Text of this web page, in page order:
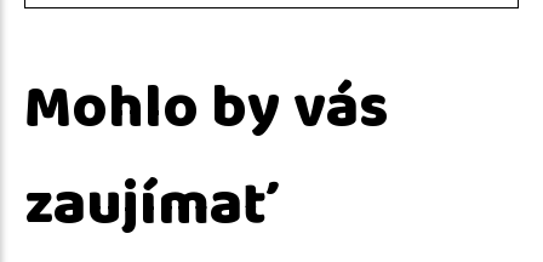
Mohlo by vás
zaujímať